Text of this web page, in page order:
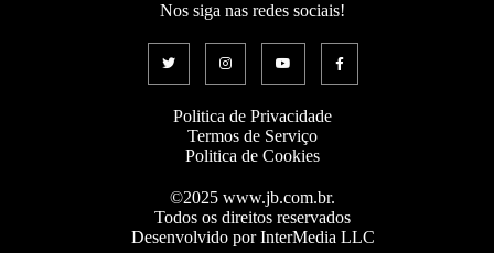
Nos siga nas redes sociais!
Politica de Privacidade
Termos de Serviço
Politica de Cookies
©2025 www.jb.com.br.
Todos os direitos reservados
Desenvolvido por InterMedia LLC